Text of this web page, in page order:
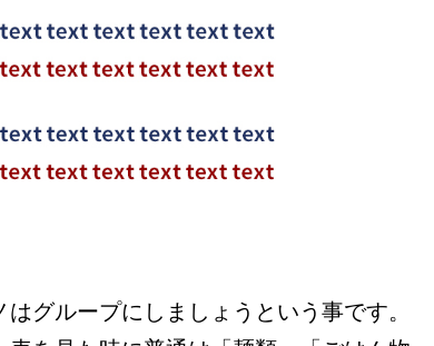
グループにしましょうという事です。